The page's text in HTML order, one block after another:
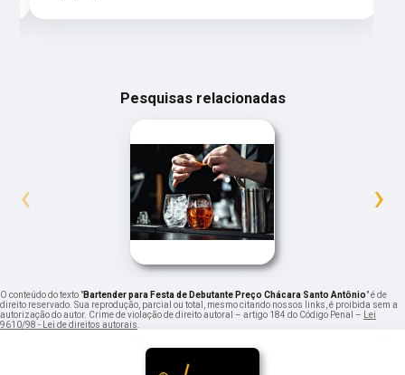
Pesquisas relacionadas
‹ ›
O conteúdo do texto "Bartender para Festa de Debutante Preço Chácara Santo Antônio" é de
direito reservado. Sua reprodução, parcial ou total, mesmo citando nossos links, é proibida sem a
autorização do autor. Crime de violação de direito autoral – artigo 184 do Código Penal – Lei
9610/98 - Lei de direitos autorais.